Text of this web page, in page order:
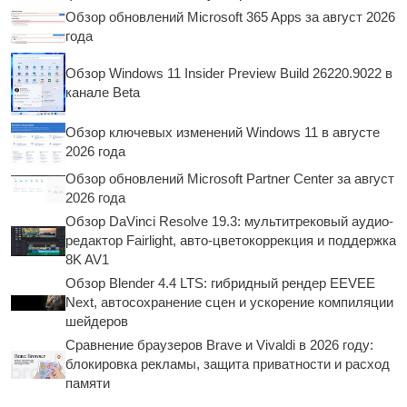
Обзор обновлений Microsoft 365 Apps за август 2026
года
Обзор Windows 11 Insider Preview Build 26220.9022 в
канале Beta
Обзор ключевых изменений Windows 11 в августе
2026 года
Обзор обновлений Microsoft Partner Center за август
2026 года
Обзор DaVinci Resolve 19.3: мультитрековый аудио-
редактор Fairlight, авто-цветокоррекция и поддержка
8K AV1
Обзор Blender 4.4 LTS: гибридный рендер EEVEE
Next, автосохранение сцен и ускорение компиляции
шейдеров
Сравнение браузеров Brave и Vivaldi в 2026 году:
блокировка рекламы, защита приватности и расход
памяти